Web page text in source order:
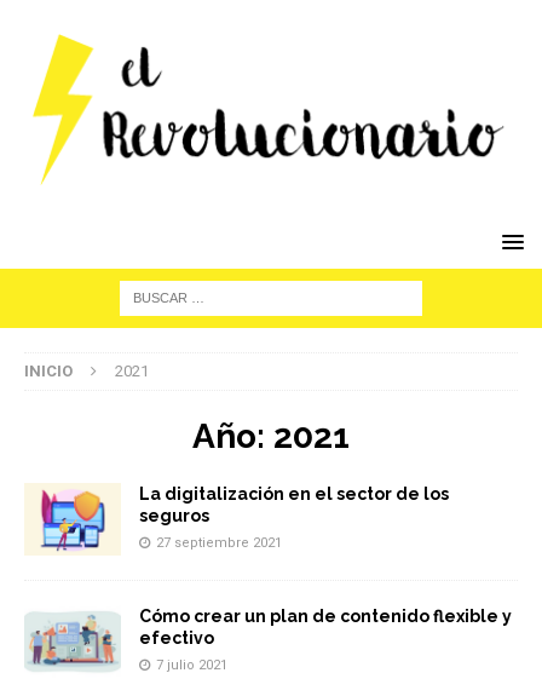
INICIO 2021
Año: 2021
La digitalización en el sector de los
seguros
27 septiembre 2021
Cómo crear un plan de contenido flexible y
efectivo
7 julio 2021